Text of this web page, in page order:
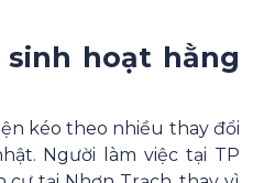
hoạt hằng
kéo theo nhiều thay đổi
Người làm việc tại TP